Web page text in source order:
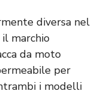
diversa nel
marchio
da moto
per
i modelli